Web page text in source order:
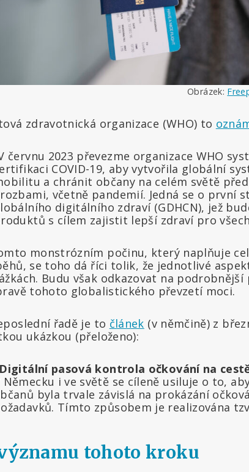
Obrázek:
zdravotnická organizace (WHO) to
červnu 2023 převezme organizace WHO
COVID-19, aby vytvořila globální
a chránit občany na celém světě
včetně pandemií. Jedná se o první
digitálního zdraví (GDHCN), jež
s cílem zajistit lepší zdraví pro
monstrózním počinu, který naplňuje
se toho dá říci tolik, že jednotlivé
Budu však odkazovat na
tohoto globalistického převzetí moci.
řadě je to článek (v němčině) z
ukázkou (přeloženo):
pasová kontrola očkování na
Německu i ve světě se cíleně usiluje o to,
byla trvale závislá na prokázání
Tímto způsobem je realizována
tohoto kroku